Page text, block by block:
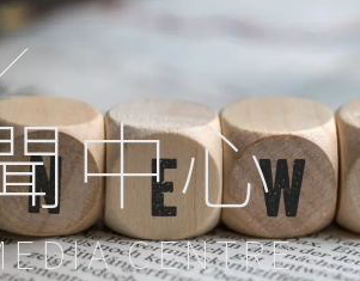
中心
CENTRE